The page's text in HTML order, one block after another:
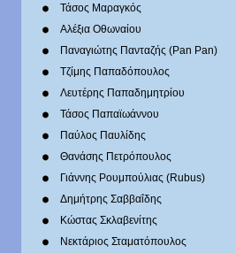
Τάσος Μαραγκός
Αλέξια Οθωναίου
Παναγιώτης Πανταζής (Pan Pan)
Τζίμης Παπαδόπουλος
Λευτέρης Παπαδημητρίου
Τάσος Παπαϊωάννου
Παύλος Παυλίδης
Θανάσης Πετρόπουλος
Γιάννης Ρουμπούλιας (Rubus)
Δημήτρης Σαββαΐδης
Κώστας Σκλαβενίτης
Νεκτάριος Σταματόπουλος